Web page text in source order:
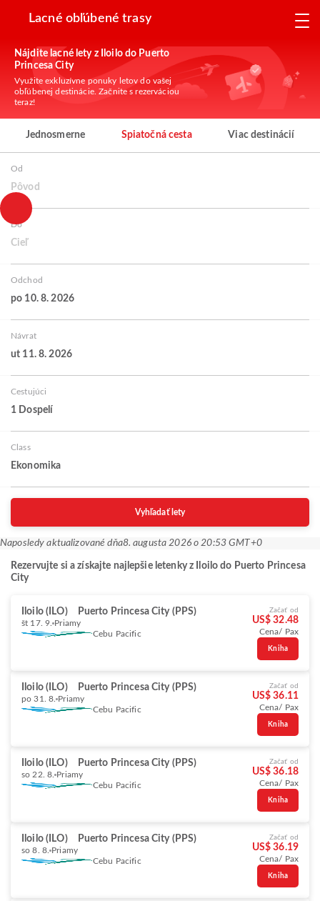
Lacné obľúbené trasy
Nájdite lacné lety z Iloilo do Puerto
Princesa City
Využite exkluzívne ponuky letov do vašej
obľúbenej destinácie. Začnite s rezerváciou
teraz!
Jednosmerne Spiatočná cesta Viac destinácií
Od
Pôvod
Do
Cieľ
Odchod
po 10. 8. 2026
Návrat
ut 11. 8. 2026
Cestujúci
1 Dospelí
Class
Ekonomika
Vyhľadať lety
Naposledy aktualizované dňa8. augusta 2026 o 20:53 GMT+0
Rezervujte si a získajte najlepšie letenky z Iloilo do Puerto Princesa
City
Iloilo (ILO) Puerto Princesa City (PPS)
št 17. 9. Priamy
Cebu Pacific
Začať od
US$ 32.48
Cena/ Pax
Kniha
Iloilo (ILO) Puerto Princesa City (PPS)
po 31. 8. Priamy
Cebu Pacific
Začať od
US$ 36.11
Cena/ Pax
Kniha
Iloilo (ILO) Puerto Princesa City (PPS)
so 22. 8. Priamy
Cebu Pacific
Začať od
US$ 36.18
Cena/ Pax
Kniha
Iloilo (ILO) Puerto Princesa City (PPS)
so 8. 8. Priamy
Cebu Pacific
Začať od
US$ 36.19
Cena/ Pax
Kniha